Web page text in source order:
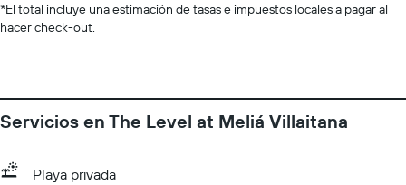
*El total incluye una estimación de tasas e impuestos locales a pagar al
hacer check-out.
Servicios en The Level at Meliá Villaitana
Playa privada